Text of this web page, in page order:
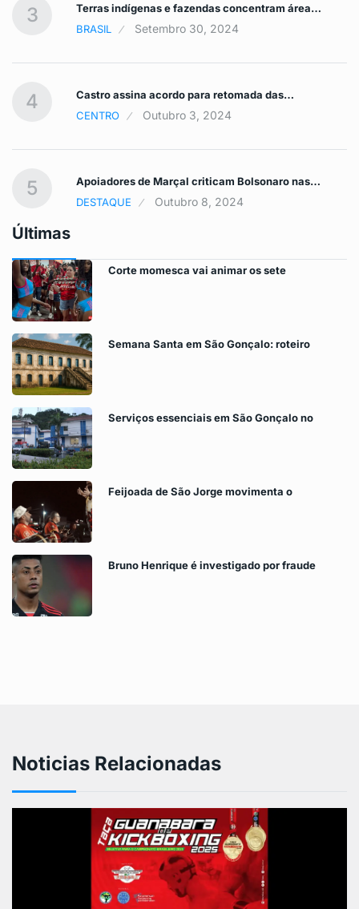
3
Terras indígenas e fazendas concentram área…
BRASIL
Setembro 30, 2024
4
Castro assina acordo para retomada das…
CENTRO
Outubro 3, 2024
5
Apoiadores de Marçal criticam Bolsonaro nas…
DESTAQUE
Outubro 8, 2024
Últimas
Corte momesca vai animar os sete
Semana Santa em São Gonçalo: roteiro
Serviços essenciais em São Gonçalo no
Feijoada de São Jorge movimenta o
Bruno Henrique é investigado por fraude
Noticias Relacionadas